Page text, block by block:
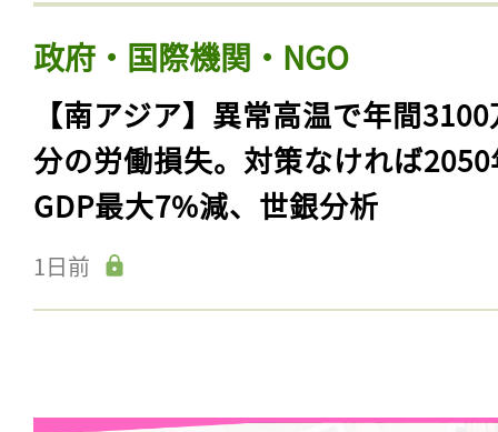
政府・国際機関・NGO
【南アジア】異常高温で年間
分の労働損失。対策なければ
GDP最大7%減、世銀分析
1日前